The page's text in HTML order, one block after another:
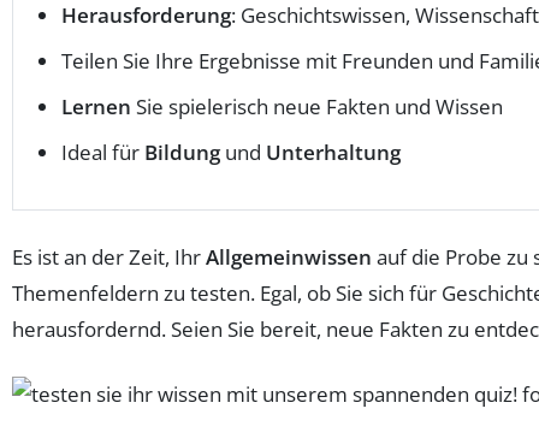
Herausforderung: Geschichtswissen,
Teilen Sie Ihre Ergebnisse mit Freunden und
Lernen Sie spielerisch neue Fakten und Wissen
Ideal für Bildungund Unterhaltung
Es ist an der Zeit, IhrAllgemeinwissen auf die Probe
Themenfeldern zu testen. Egal, ob Sie sich für
herausfordernd. Seien Sie bereit, neue Fakten zu